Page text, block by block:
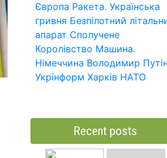
Європа Ракета. Українська
гривня Безпілотний
апарат Сполучене
Королівство Машина.
Німеччина Володимир Путін
Укрінформ Харків НАТО
Recent posts